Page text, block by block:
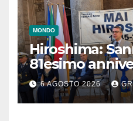
MONDO
Hiroshima:
81esimo
monito per
6 AGOSTO 2026